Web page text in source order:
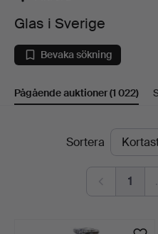
Sverige
Glas i Sverige
Bevaka sökning
Pågående auktioner(1 022)
PågåendeSortera
1